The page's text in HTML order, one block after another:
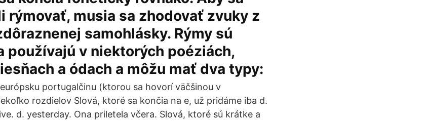
rýmovať, musia sa zhodovať zvuky z
samohlásky. Rýmy sú
používajú v niektorých poéziách,
a ódach a môžu mať dva typy:
portugalčinu (ktorou sa hovorí väčšinou v
rozdielov Slová, ktoré sa končia na e, už pridáme iba d.
d. yesterday. Ona priletela včera. Slová, ktoré sú krátke a